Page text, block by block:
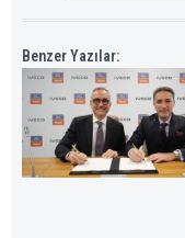
Benzer Yazılar: